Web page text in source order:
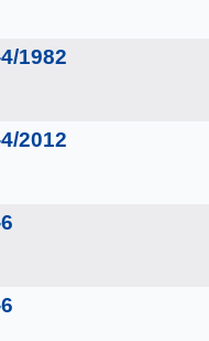
1982
2012